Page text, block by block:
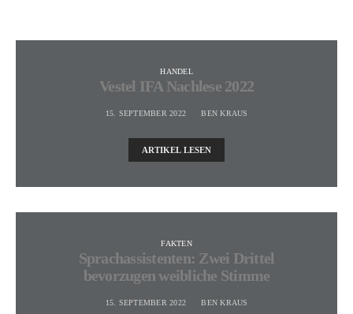
HANDEL
Vestel IFA Nachlese 2022
15. SEPTEMBER 2022 BEN KRAUS
ARTIKEL LESEN
FAKTEN
Sprachassistenten: Zwei Drittel
bevorzugen weibliche Stimme
15. SEPTEMBER 2022 BEN KRAUS